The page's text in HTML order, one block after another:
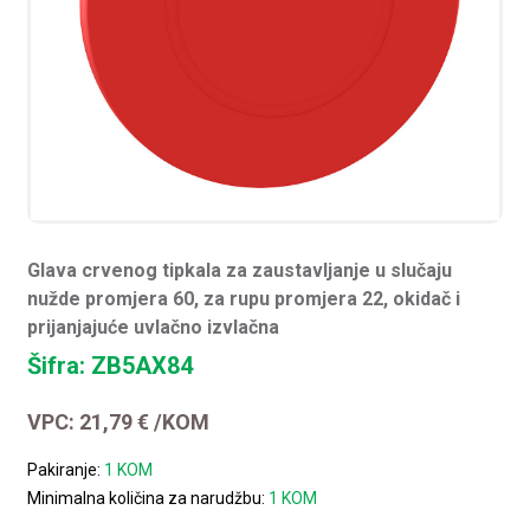
Glava crvenog tipkala za zaustavljanje u slučaju
nužde promjera 60, za rupu promjera 22, okidač i
prijanjajuće uvlačno izvlačna
Šifra: ZB5AX84
VPC: 21,79€ /KOM
Pakiranje: 1 KOM
Minimalna količina za narudžbu: 1 KOM